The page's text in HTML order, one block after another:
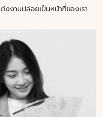
งงานปล่อยเป็นหน้าที่ของเรา